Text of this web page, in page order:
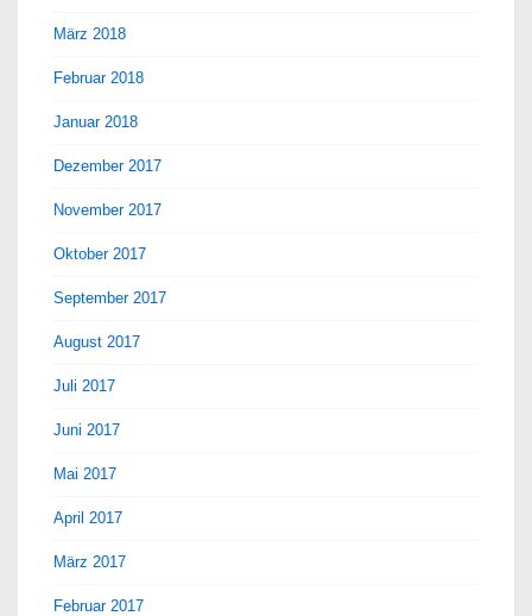
März 2018
Februar 2018
Januar 2018
Dezember 2017
November 2017
Oktober 2017
September 2017
August 2017
Juli 2017
Juni 2017
Mai 2017
April 2017
März 2017
Februar 2017